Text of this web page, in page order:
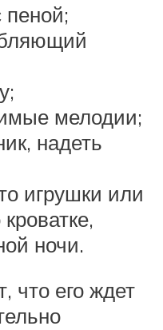
пеной;
мелодии;
надеть
игрушки или
ночи.
что его ждет